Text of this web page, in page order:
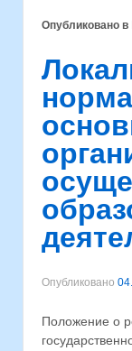
Опубликовано в
Опубликовано
Положение о